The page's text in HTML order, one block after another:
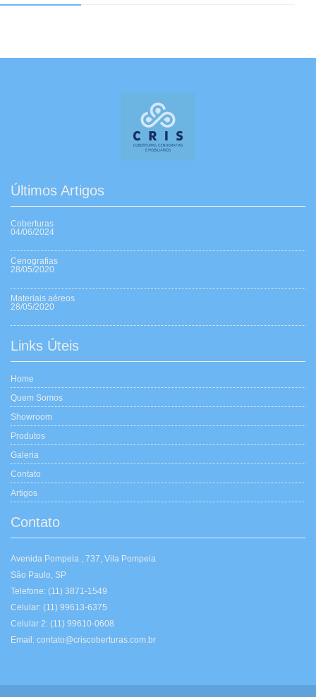
Últimos Artigos
Coberturas
04/06/2024
Cenografias
28/05/2020
Materiais aéreos
28/05/2020
Links Úteis
Home
Quem Somos
Showroom
Produtos
Galeria
Contato
Artigos
Contato
Avenida Pompeia , 737, Vila Pompeia
São Paulo, SP
Telefone: (11) 3871-1549
Celular: (11) 99613-6375
Celular 2: (11) 99610-0608
Email: contato@criscoberturas.com.br